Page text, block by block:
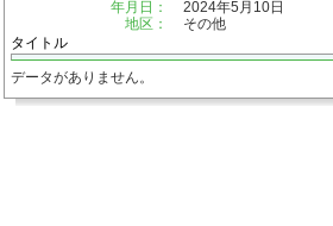
年月日：
2024年5月10日
地区：
その他
タイトル
データがありません。